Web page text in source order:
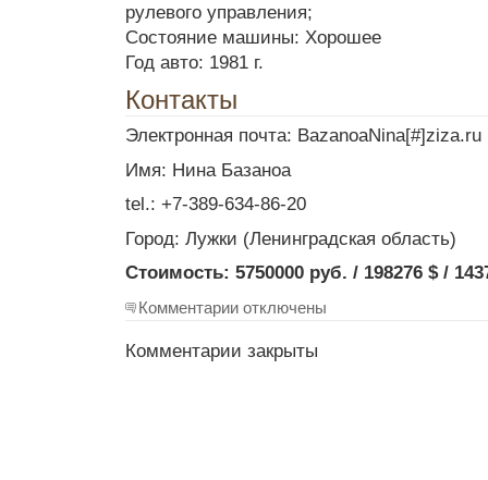
рулевого управления;
Состояние машины: Хорошее
Год авто: 1981 г.
Контакты
Электронная почта: BazanoaNina[#]ziza.ru
Имя: Нина Базаноа
tel.: +7-389-634-86-20
Город: Лужки (Ленинградская область)
Стоимость: 5750000 руб. / 198276 $ /
Комментарии отключены
Комментарии закрыты